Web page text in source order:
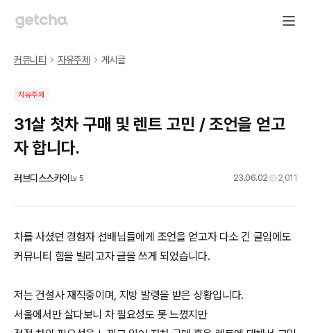
커뮤니티 자유주제 게시글
자유주제
31살 첫차 구매 및 렌트 고민 / 조언을 얻고
자 합니다.
러브디스스카이 Lv5 23.06.02 2,011
차를 사셨던 경험자 선배님들에게 조언을 얻고자 다소 긴 글임에도
커뮤니티 힘을 빌리고자 글을 쓰게 되었습니다.
저는 건설사 재직중이며, 지방 발령을 받은 상황입니다.
서울에서만 살다보니 차 필요성도 못 느꼈지만